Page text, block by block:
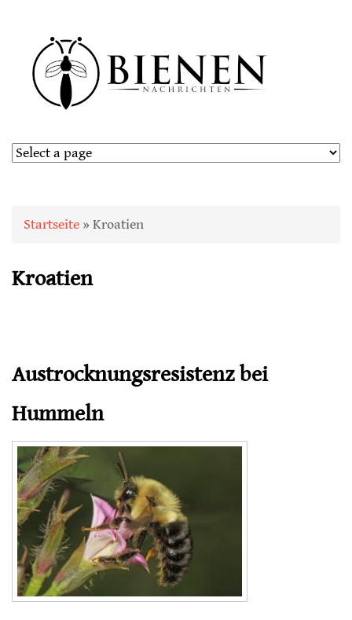
Sie sind hier
Startseite » Kroatien
Kroatien
Austrocknungsresistenz bei
Hummeln